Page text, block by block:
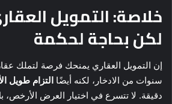
خلاصة: التمويل
لكن بحاجة لحكمة
إن التمويل العقاري يمنحك فرصة لتملك
سنوات من الادخار، لكنه أيضًا التزام طويل
دقيقة. لا تتسرع في اختيار العرض الأرخص،